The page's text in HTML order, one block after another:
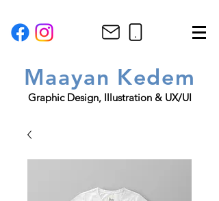
Maayan Kedem
Graphic Design, Illustration & UX/UI